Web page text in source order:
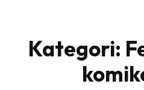
Kategori: